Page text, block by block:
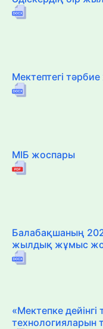
Мектептегі
МІБ жоспары
Балабақшаның
жылдық жұмыс
«Мектепке
технологияларын